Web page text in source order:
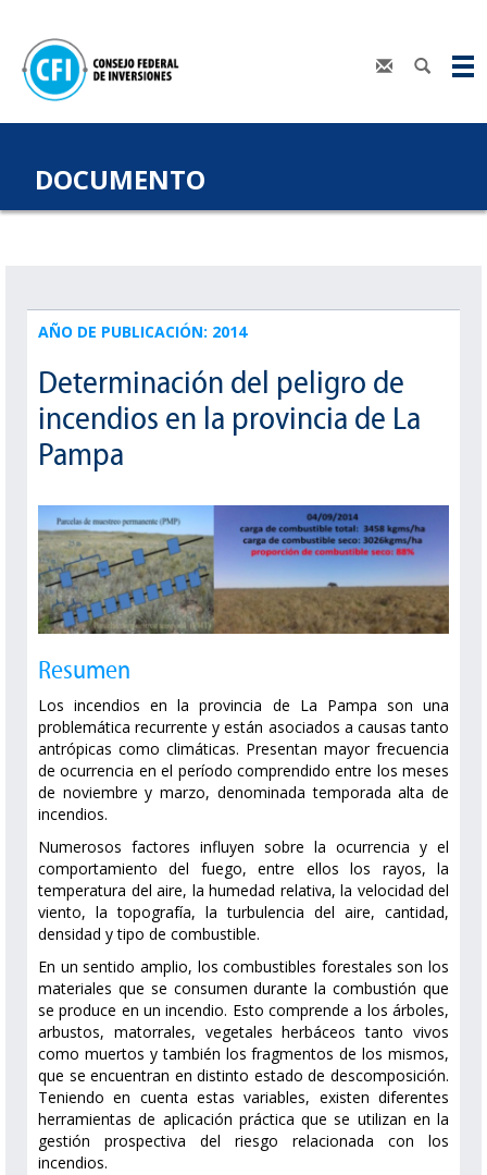
DOCUMENTO
AÑO DE PUBLICACIÓN: 2014
Determinación del peligro de
incendios en la provincia de La
Pampa
Resumen
Los incendios en la provincia de La Pampa son una
problemática recurrente y están asociados a causas tanto
antrópicas como climáticas. Presentan mayor frecuencia
de ocurrencia en el período comprendido entre los meses
de noviembre y marzo, denominada temporada alta de
incendios.
Numerosos factores influyen sobre la ocurrencia y el
comportamiento del fuego, entre ellos los rayos, la
temperatura del aire, la humedad relativa, la velocidad del
viento, la topografía, la turbulencia del aire, cantidad,
densidad y tipo de combustible.
En un sentido amplio, los combustibles forestales son los
materiales que se consumen durante la combustión que
se produce en un incendio. Esto comprende a los árboles,
arbustos, matorrales, vegetales herbáceos tanto vivos
como muertos y también los fragmentos de los mismos,
que se encuentran en distinto estado de descomposición.
Teniendo en cuenta estas variables, existen diferentes
herramientas de aplicación práctica que se utilizan en la
gestión prospectiva del riesgo relacionada con los
incendios.